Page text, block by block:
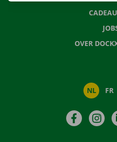
OVER
NL FR
Facebook